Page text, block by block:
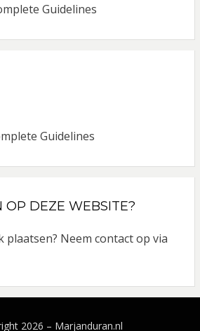
Guidelines
Guidelines
OP DEZE WEBSITE?
plaatsen? Neem contact op via
2026 – Marjanduran.nl